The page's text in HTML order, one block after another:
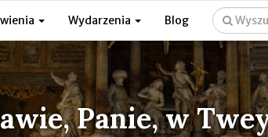
Wydarzenia Blog
Panie, w